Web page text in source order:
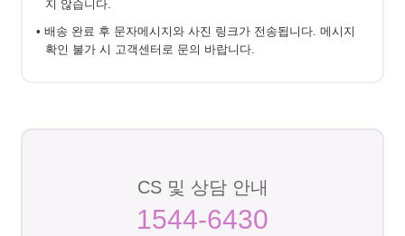
지 않습니다.
• 배송 완료 후 문자메시지와 사진 링크가 전송됩니다. 메시지
확인 불가 시 고객센터로 문의 바랍니다.
CS 및 상담 안내
1544-6430